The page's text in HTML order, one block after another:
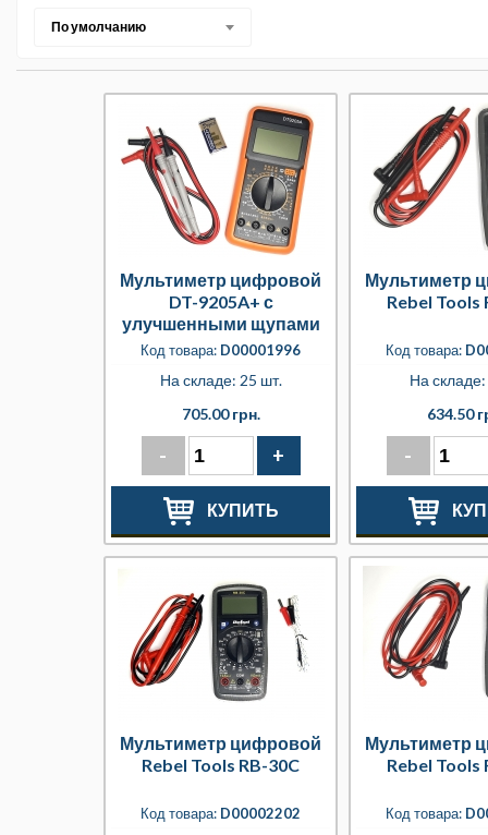
По умолчанию
Мультиметр цифровой
DT-9205A+ с
улучшенными щупами
Код товара: D00001996
На складе: 25 шт.
705.00 грн.
- +
КУПИТЬ
Мультиметр
Rebel Tools
Код товара:
На
634.50
-
Мультиметр цифровой
Rebel Tools RB-30C
Код товара: D00002202
Мультиметр
Rebel Tools
Код товара: